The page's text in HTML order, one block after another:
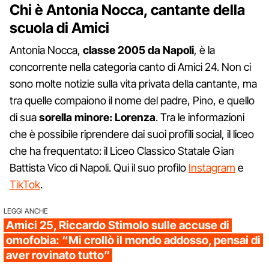
Chi è Antonia Nocca, cantante della
scuola di Amici
Antonia Nocca, classe 2005 da Napoli, è la
concorrente nella categoria canto di Amici 24. Non ci
sono molte notizie sulla vita privata della cantante, ma
tra quelle compaiono il nome del padre, Pino, e quello
di suasorella minore: Lorenza. Tra le informazioni
che è possibile riprendere dai suoi profili social, il liceo
che ha frequentato: il Liceo Classico Statale Gian
Battista Vico di Napoli. Qui il suo profilo Instagram e
TikTok.
LEGGI ANCHE
Amici 25, Riccardo Stimolo sulle accuse di
omofobia: “Mi crollò il mondo addosso, pensai di
aver rovinato tutto”